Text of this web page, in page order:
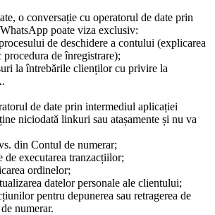
o conversație cu operatorul de date prin
poate viza exclusiv:
de deschidere a contului (explicarea
procedura de înregistrare);
la întrebările clienților cu privire la
de date prin intermediul aplicației
niciodată linkuri sau atașamente și nu va
din Contul de numerar;
de executarea tranzacțiilor;
ordinelor;
datelor personale ale clientului;
pentru depunerea sau retragerea de
numerar.